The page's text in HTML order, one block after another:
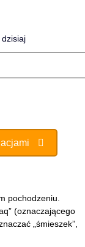
pochodzeniu.
(oznaczającego
„śmieszek”,